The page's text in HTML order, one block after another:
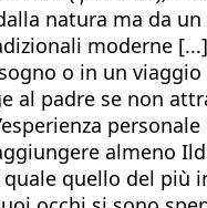
natura ma da
moderne
o in un
al padre se non
almeno
quello del più